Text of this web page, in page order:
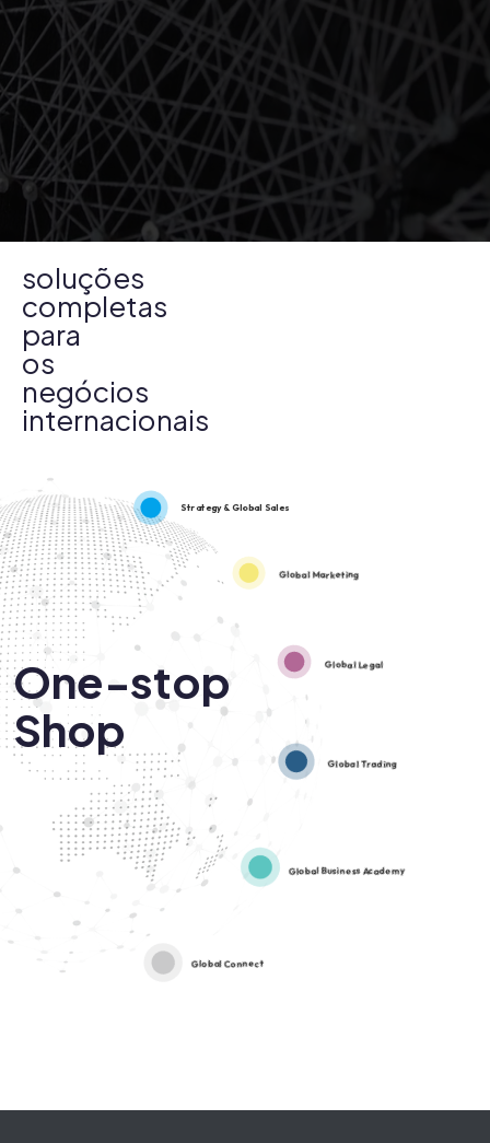
soluções
completas
para
os
negócios
internacionais
One-stop
Shop
Strategy & Global Sales
Global Marketing
Global Legal
Global Trading
Global Business Academy
Global Connect